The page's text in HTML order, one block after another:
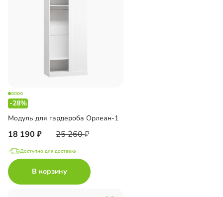
-28%
Модуль для гардероба Орлеан-1
18 190 25 260
Доступно для доставки
В корзину